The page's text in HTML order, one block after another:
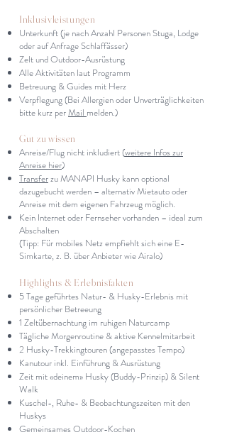
Inklusivleistungen
Unterkunft (je nach Anzahl Personen Stuga, Lodge
oder auf Anfrage Schlaffässer)
Zelt und Outdoor-Ausrüstung
Alle Aktivitäten laut Programm
Betreuung & Guides mit Herz
Verpflegung (Bei Allergien oder Unverträglichkeiten
bitte kurz perMail melden.)
Gut zu wissen
Anreise/Flug nicht inkludiert (weitere Infos zur
Anreise hier)
Transferzu MANAPI Husky kann optional
dazugebucht werden – alternativ Mietauto oder
Anreise mit dem eigenen Fahrzeug möglich.
Kein Internet oder Fernseher vorhanden – ideal zum
Abschalten
(Tipp: Für mobiles Netz empfiehlt sich eine E-
Simkarte, z. B. über Anbieter wie Airalo)
Highlights & Erlebnisfakten
5 Tage geführtes Natur- & Husky-Erlebnis mit
persönlicher Betreeung
1 Zeltübernachtung im ruhigen Naturcamp
Tägliche Morgenroutine & aktive Kennelmitarbeit
2 Husky-Trekkingtouren (angepasstes Tempo)
Kanutour inkl. Einführung & Ausrüstung
Zeit mit «deinem» Husky (Buddy-Prinzip) & Silent
Walk
Kuschel-, Ruhe- & Beobachtungszeiten mit den
Huskys
Gemeinsames Outdoor-Kochen